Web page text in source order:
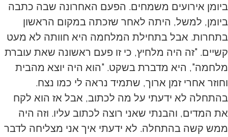
ביומן אירועים משמחים. הפעם האחרונה שבה כתבה
ביומן, למשל, היתה לאחר שזכתה במקום הראשון
בתחרות. אבל בתחילת המלחמה היא חוותה לא מעט
קשיים. "זה היה מלחיץ, כי זו פעם ראשונה שאת עוברת
מלחמה", היא מדברת בשקט. "הוא היה יוצא מהבית
וחוזר אחרי זמן ארוך, שתמיד נראה לי כמו נצח.
בהתחלה לא ידעתי על מה לכתוב, אבל אז הוא לקח
את המדים, והבנתי שאני רוצה לכתוב עליו. וזה היה
ממש קשה בהתחלה. לא ידעתי איך אני מצליחה לדבר